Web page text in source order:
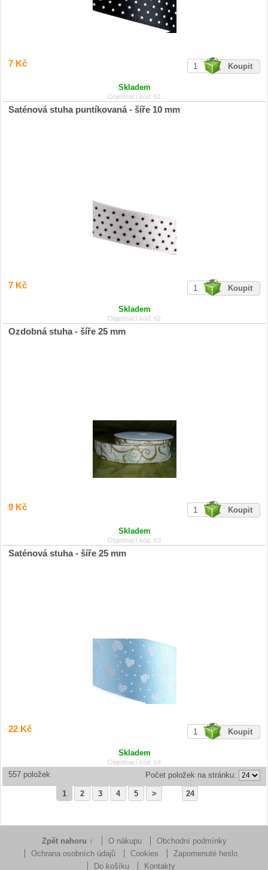
7 Kč
Skladem
Objednací kód: 61
Saténová stuha puntíkovaná - šíře 10 mm
7 Kč
Skladem
Objednací kód: 62
Ozdobná stuha - šíře 25 mm
9 Kč
Skladem
Objednací kód: 63
Saténová stuha - šíře 25 mm
22 Kč
Skladem
Objednací kód: 64
557 položek Počet položek na stránku:
1 2 3 4 5 > 24
Zpět nahoru ↑ O nákupu
Obchodní podmínky
Ochrana osobních údajů
Cookies
Zapomenuté heslo
Do košíku
Kontakty